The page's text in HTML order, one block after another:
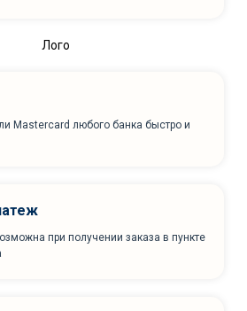
Mastercard любого банка быстро и
при получении заказа в пункте